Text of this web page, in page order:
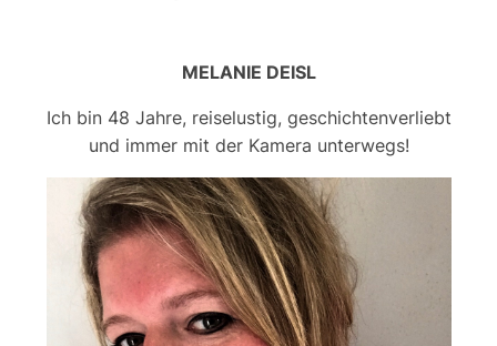
MELANIE DEISL
Ich bin 48 Jahre, reiselustig, geschichtenverliebt
und immer mit der Kamera unterwegs!